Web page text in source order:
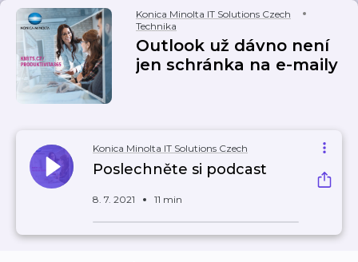
Konica Minolta IT Solutions Czech
Technika
Outlook už dávno není
jen schránka na e-maily
Konica Minolta IT Solutions Czech
Poslechněte si podcast
8. 7. 2021 11 min